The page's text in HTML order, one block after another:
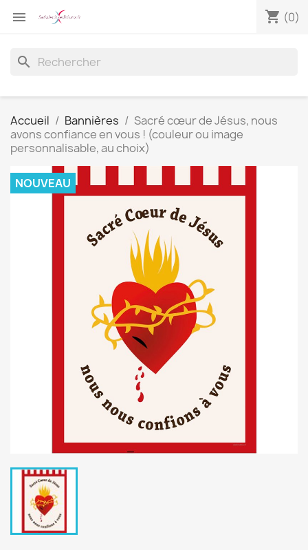
 shopping_cart (0)
search
Accueil Bannières
Sacré cœur de Jésus, nous
avons confiance en vous ! (couleur ou image
personnalisable, au choix)
NOUVEAU